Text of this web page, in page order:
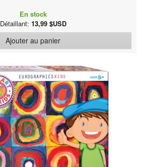
En stock
Détaillant: 13,99 $USD
Ajouter au panier